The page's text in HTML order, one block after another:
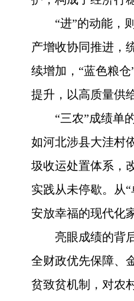
“进”的动能，
产增收协同推进，
续增加，“蓝色粮
提升，以高质量供
“三农”成绩单
如河北涉县大洼村
圾收运处置体系，
实践从未停歇。从
安放幸福的现代化
亮眼成绩的背
全财政优先保障、
贫致贫机制，对农